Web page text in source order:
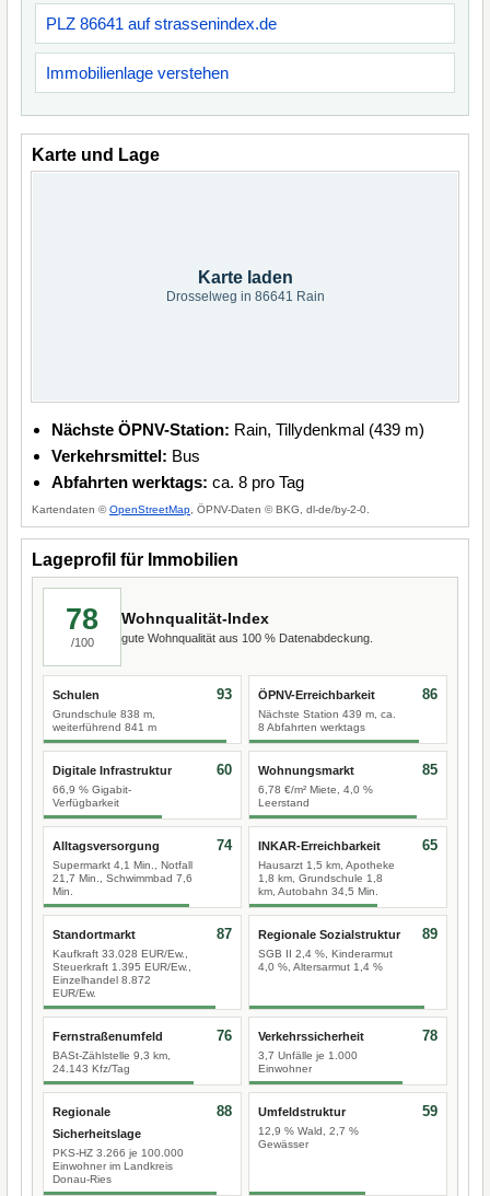
PLZ 86641 auf strassenindex.de
Immobilienlage verstehen
Karte und Lage
Karte laden
Drosselweg in 86641 Rain
Nächste ÖPNV-Station: Rain, Tillydenkmal (439 m)
Verkehrsmittel: Bus
Abfahrten werktags: ca. 8 pro Tag
Kartendaten ©OpenStreetMap , ÖPNV-Daten © BKG, dl-de/by-2-0.
Lageprofil für Immobilien
78
/100
Wohnqualität-Index
gute Wohnqualität aus 100 % Datenabdeckung.
Schulen
Grundschule 838 m,
weiterführend 841 m
93 ÖPNV-Erreichbarkeit
Nächste Station 439 m, ca.
8 Abfahrten werktags
86
Digitale Infrastruktur
66,9 % Gigabit-
Verfügbarkeit
60 Wohnungsmarkt
6,78 €/m² Miete, 4,0 %
Leerstand
85
Alltagsversorgung
Supermarkt 4,1 Min., Notfall
21,7 Min., Schwimmbad 7,6
Min.
74 INKAR-Erreichbarkeit
Hausarzt 1,5 km, Apotheke
1,8 km, Grundschule 1,8
km, Autobahn 34,5 Min.
65
Standortmarkt
Kaufkraft 33.028 EUR/Ew.,
Steuerkraft 1.395 EUR/Ew.,
Einzelhandel 8.872
EUR/Ew.
87 Regionale Sozialstruktur
SGB II 2,4 %, Kinderarmut
4,0 %, Altersarmut 1,4 %
89
Fernstraßenumfeld
BASt-Zählstelle 9,3 km,
24.143 Kfz/Tag
76 Verkehrssicherheit
3,7 Unfälle je 1.000
Einwohner
78
Regionale
Sicherheitslage
PKS-HZ 3.266 je 100.000
Einwohner im Landkreis
Donau-Ries
88 Umfeldstruktur
12,9 % Wald, 2,7 %
Gewässer
59